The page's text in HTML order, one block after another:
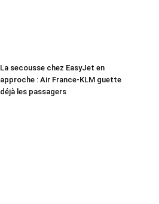
La secousse chez EasyJet en
approche : Air France-KLM guette
déjà les passagers